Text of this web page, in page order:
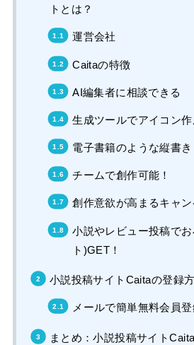
トとは？
運営会社
Caitaの特徴
AI編集者に相談できる
生成ツールでアイコン作
電子書籍のような縦書
チームで創作可能！
創作意欲が高まるキャン
小説やレビュー投稿で
ト)GET！
小説投稿サイトCaitaの登録
メールで簡単無料会員
まとめ：小説投稿サイト